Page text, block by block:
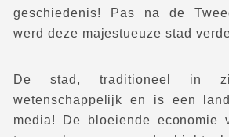
geschiedenis! Pas na de
werd deze majestueuze stad
De stad, traditioneel in
wetenschappelijk en is een
media! De bloeiende economie